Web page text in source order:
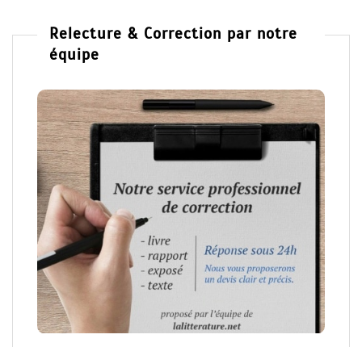
Relecture & Correction par notre
équipe